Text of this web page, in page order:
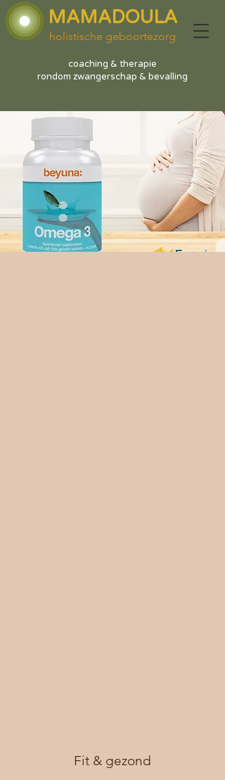
MAMADOULA
holistische geboortezorg
coaching & therapie
rondom zwangerschap & bevalling
Fit & gezond